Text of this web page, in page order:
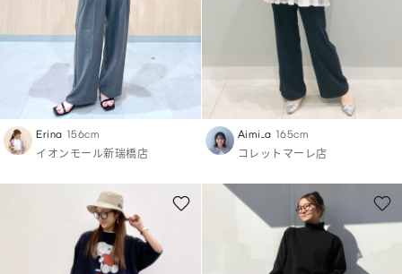
Erina 156cm
イオンモール新瑞橋店
Aimi_a 165cm
コレットマーレ店